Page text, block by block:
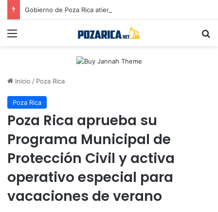
Menú
Inicio / Poza Rica
Poza Rica
Poza Rica aprueba su
Programa Municipal de
Protección Civil y activa
operativo especial para
vacaciones de verano